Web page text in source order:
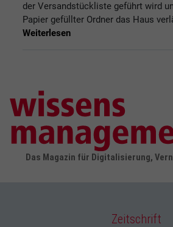
der Versandstückliste geführt wird
Papier gefüllter Ordner das Haus
Weiterlesen
Das Magazin für Digitalisierung,
Zeitschrift